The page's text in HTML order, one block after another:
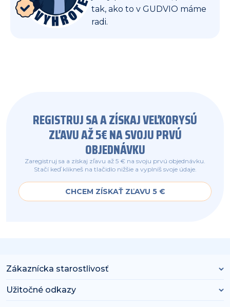
tak, ako to v GUDVIO máme
radi.
REGISTRUJ SA A ZÍSKAJ VEĽKORYSÚ
ZĽAVU AŽ 5€ NA SVOJU PRVÚ
OBJEDNÁVKU
Zaregistruj sa a získaj zľavu až 5 € na svoju prvú objednávku.
Stačí keď klikneš na tlačidlo nižšie a vyplníš svoje údaje.
CHCEM ZÍSKAŤ ZĽAVU 5 €
Zákaznícka starostlivosť
Užitočné odkazy